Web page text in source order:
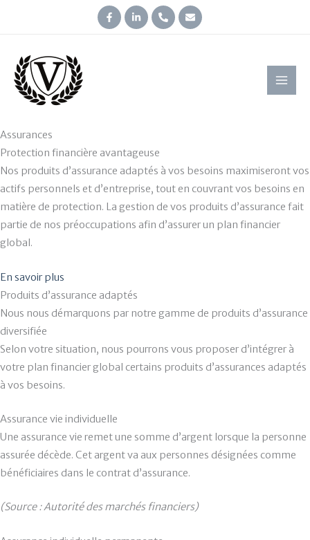
Assurances
Protection financière avantageuse
Nos produits d’assurance adaptés à vos besoins maximiseront vos
actifs personnels et d’entreprise, tout en couvrant vos besoins en
matière de protection. La gestion de vos produits d’assurance fait
partie de nos préoccupations afin d’assurer un plan financier
global.
En savoir plus
Produits d’assurance adaptés
Nous nous démarquons par notre gamme de produits d’assurance
diversifiée
Selon votre situation, nous pourrons vous proposer d’intégrer à
votre plan financier global certains produits d’assurances adaptés
à vos besoins.
Assurance vie individuelle
Une assurance vie remet une somme d’argent lorsque la personne
assurée décède. Cet argent va aux personnes désignées comme
bénéficiaires dans le contrat d’assurance.
(Source : Autorité des marchés financiers)